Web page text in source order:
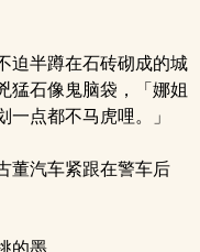
迫半蹲在石砖砌成的城
猛石像鬼脑袋，「娜姐
一点都不马虎哩。」
董汽车紧跟在警车后
墨。